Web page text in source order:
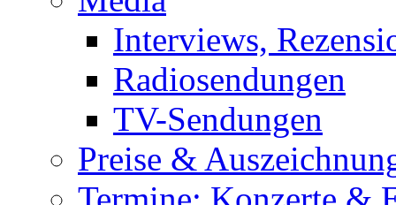
Interviews,
Radiosendungen
TV-Sendungen
Preise &